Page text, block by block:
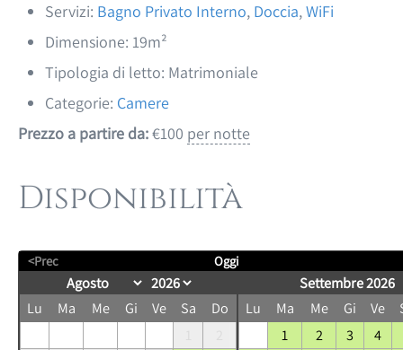
Servizi: Bagno Privato Interno, Doccia,WiFi
Dimensione: 19m²
Tipologia di letto: Matrimoniale
Categorie: Camere
Prezzo a partire da:€100 per notte
Disponibilità
<Prec Oggi
Lu Ma Me Gi Ve Sa
Do
Settembre 2026
Lu
Ma Me Gi Ve
1
2 3
4